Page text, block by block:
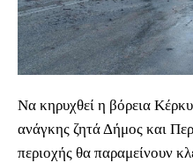
Να κηρυχθεί η βόρεια
ανάγκης ζητά Δήμος και
περιοχής θα παραμείνουν